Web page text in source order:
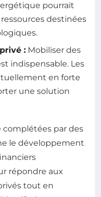
pourrait
destinées
: Mobiliser des
indispensable. Les
en forte
une solution
complétées par des
le développement
répondre aux
tout en